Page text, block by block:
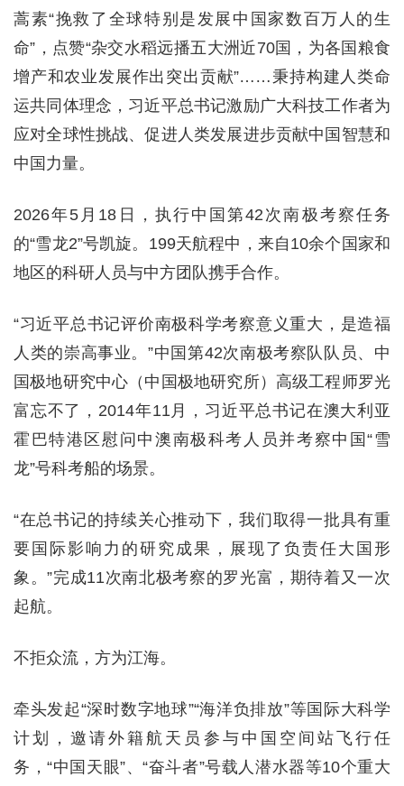
蒿素“挽救了全球特别是发展中国家数百万人的生
命”，点赞“杂交水稻远播五大洲近70国，为各国粮食
增产和农业发展作出突出贡献”……秉持构建人类命
运共同体理念，习近平总书记激励广大科技工作者为
应对全球性挑战、促进人类发展进步贡献中国智慧和
中国力量。
2026年5月18日，执行中国第42次南极考察任务
的“雪龙2”号凯旋。199天航程中，来自10余个国家和
地区的科研人员与中方团队携手合作。
“习近平总书记评价南极科学考察意义重大，是造福
人类的崇高事业。”中国第42次南极考察队队员、中
国极地研究中心（中国极地研究所）高级工程师罗光
富忘不了，2014年11月，习近平总书记在澳大利亚
霍巴特港区慰问中澳南极科考人员并考察中国“雪
龙”号科考船的场景。
“在总书记的持续关心推动下，我们取得一批具有重
要国际影响力的研究成果，展现了负责任大国形
象。”完成11次南北极考察的罗光富，期待着又一次
起航。
不拒众流，方为江海。
牵头发起“深时数字地球”“海洋负排放”等国际大科学
计划，邀请外籍航天员参与中国空间站飞行任
务，“中国天眼”、“奋斗者”号载人潜水器等10个重大